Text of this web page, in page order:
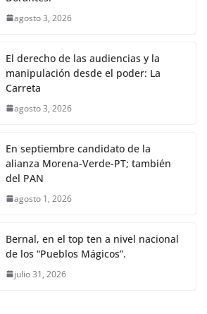
agosto 3, 2026
El derecho de las audiencias y la
manipulación desde el poder: La
Carreta
agosto 3, 2026
En septiembre candidato de la
alianza Morena-Verde-PT; también
del PAN
agosto 1, 2026
Bernal, en el top ten a nivel nacional
de los “Pueblos Mágicos”.
julio 31, 2026